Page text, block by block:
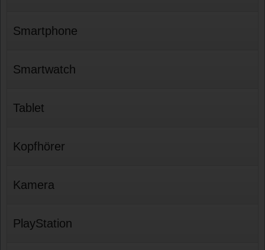
Smartphone
Smartwatch
Tablet
Kopfhörer
Kamera
PlayStation